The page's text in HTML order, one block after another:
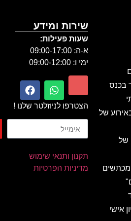
בכנס
של
של
מכתשים
אישי
שירות ומידע
שעות פעילות:
א-ה: 09:00-17:00
ימי ו: 09:00-12:00
הצטרפו לניוזלטר שלנו !
תקנון ותנאי שימוש
מדיניות הפרטיות